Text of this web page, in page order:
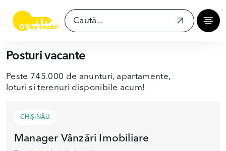
Posturi vacante
Peste 745.000 de anunturi, apartamente,
loturi si terenuri disponibile acum!
CHIȘINĂU
Manager Vânzări Imobiliare